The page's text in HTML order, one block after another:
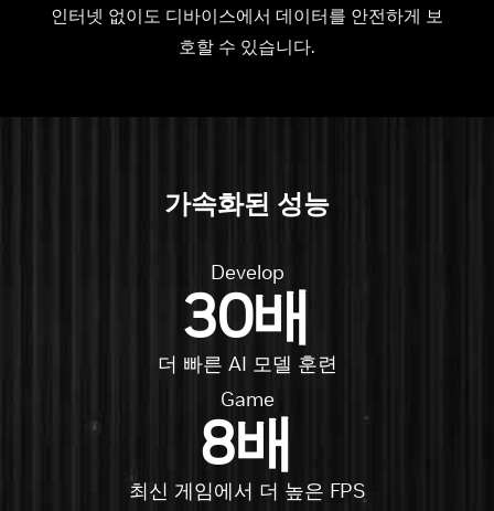
인터넷 없이도 디바이스에서 데이터를 안전하게 보
호할 수 있습니다.
가속화된 성능
Develop
30배
더 빠른 AI 모델 훈련
Game
8배
최신 게임에서 더 높은 FPS